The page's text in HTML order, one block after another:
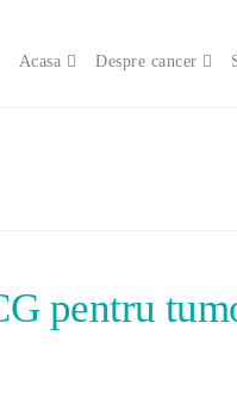
Acasa Despre cancer
pentru